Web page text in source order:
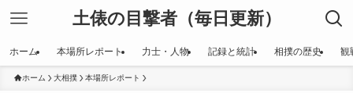
土俵の目撃者（毎日更新）
ホーム 本場所レポート 力士・人物 記録と統計 相撲の歴史 観
ホーム 大相撲 本場所レポート